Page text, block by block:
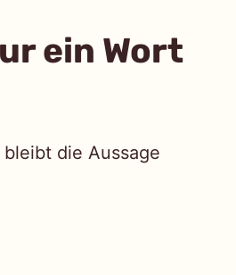
ein Wort
die Aussage